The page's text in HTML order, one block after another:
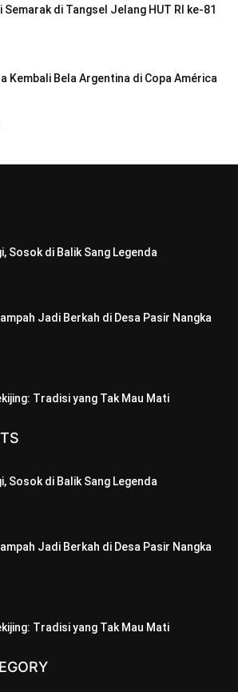
Semarak di Tangsel Jelang HUT RI ke-81
Kembali Bela Argentina di Copa América
Sosok di Balik Sang Legenda
Jadi Berkah di Desa Pasir Nangka
Tradisi yang Tak Mau Mati
Sosok di Balik Sang Legenda
Jadi Berkah di Desa Pasir Nangka
Tradisi yang Tak Mau Mati